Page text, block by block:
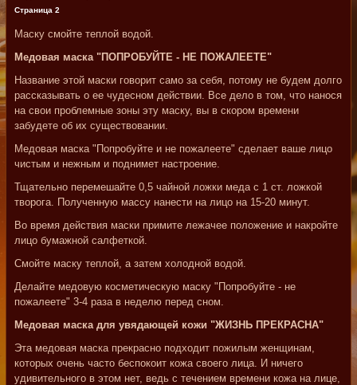
Страница 2
Маску смойте теплой водой.
Медовая маска "ПОПРОБУЙТЕ - НЕ ПОЖАЛЕЕТЕ"
Название этой маски говорит само за себя, потому не будем долго
рассказывать о ее чудесном действии. Все дело в том, что нанося
на свои проблемные зоны эту маску, вы в скором времени
забудете об их существовании.
Медовая маска "Попробуйте и не пожалеете" сделает ваше лицо
чистым и нежным и поднимет настроение.
Тщательно перемешайте 0,5 чайной ложки меда с 1 ст. ложкой
творога. Полученную массу нанести на лицо на 15-20 минут.
Во время действия маски примите лежачее положение и накройте
лицо бумажной салфеткой.
Смойте маску теплой, а затем холодной водой.
Делайте медовую косметическую маску "Попробуйте - не
пожалеете" 3-4 раза в неделю перед сном.
Медовая маска для увядающей кожи "ЖИЗНЬ ПРЕКРАСНА"
Эта медовая маска прекрасно подходит пожилым женщинам,
которых очень часто беспокоит кожа своего лица. И ничего
удивительного в этом нет, ведь с течением времени кожа на лице,